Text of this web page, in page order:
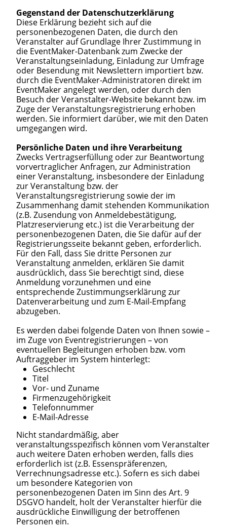
Gegenstand der Datenschutzerklärung
Diese Erklärung bezieht sich auf die
personenbezogenen Daten, die durch den
Veranstalter auf Grundlage Ihrer Zustimmung in
die EventMaker-Datenbank zum Zwecke der
Veranstaltungseinladung, Einladung zur Umfrage
oder Besendung mit Newslettern importiert bzw.
durch die EventMaker-Administratoren direkt im
EventMaker angelegt werden, oder durch den
Besuch der Veranstalter-Website bekannt bzw. im
Zuge der Veranstaltungsregistrierung erhoben
werden. Sie informiert darüber, wie mit den Daten
umgegangen wird.
Persönliche Daten und ihre Verarbeitung
Zwecks Vertragserfüllung oder zur Beantwortung
vorvertraglicher Anfragen, zur Administration
einer Veranstaltung, insbesondere der Einladung
zur Veranstaltung bzw. der
Veranstaltungsregistrierung sowie der im
Zusammenhang damit stehenden Kommunikation
(z.B. Zusendung von Anmeldebestätigung,
Platzreservierung etc.) ist die Verarbeitung der
personenbezogenen Daten, die Sie dafür auf der
Registrierungsseite bekannt geben, erforderlich.
Für den Fall, dass Sie dritte Personen zur
Veranstaltung anmelden, erklären Sie damit
ausdrücklich, dass Sie berechtigt sind, diese
Anmeldung vorzunehmen und eine
entsprechende Zustimmungserklärung zur
Datenverarbeitung und zum E-Mail-Empfang
abzugeben.
Es werden dabei folgende Daten von Ihnen sowie –
im Zuge von Eventregistrierungen – von
eventuellen Begleitungen erhoben bzw. vom
Auftraggeber im System hinterlegt:
Geschlecht
Titel
Vor- und Zuname
Firmenzugehörigkeit
Telefonnummer
E-Mail-Adresse
Nicht standardmäßig, aber
veranstaltungsspezifisch können vom Veranstalter
auch weitere Daten erhoben werden, falls dies
erforderlich ist (z.B. Essenspräferenzen,
Verrechnungsadresse etc.). Sofern es sich dabei
um besondere Kategorien von
personenbezogenen Daten im Sinn des Art. 9
DSGVO handelt, holt der Veranstalter hierfür die
ausdrückliche Einwilligung der betroffenen
Personen ein.